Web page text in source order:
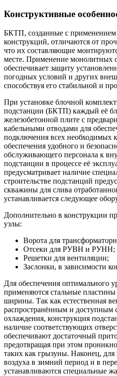
Конструктивные
БКТП, созданные с применением
конструкций, отличаются от
что их составляющие
месте. Применение монолитных
обеспечивает защиту
погодных условий и других
способствуя его стабильной и
При установке блочной
подстанции (БКТП) каждый её
железобетонной плите с
кабельными отводами для
подключения всех необходимых
обеспечения удобного и
обслуживающего персонала к
подстанции в процессе её
предусматривает наличие
строительстве подстанций
скважины для слива
устанавливается следующее
Дополнительно в конструкции
узлы:
Ворота для
Отсеки для РУВН и РУНН;
Решетки для вентиляции;
Заслонки, в зависимости
Для обеспечения оптимального
применяются стальные
ширины. Так как естественная
распространённым и доступным
охлаждения, конструкция
наличие соответствующих
обеспечивают достаточный
предотвращая при этом
таких как грызуны. Наконец,
воздуха в зимний период и в
устанавливаются специальные